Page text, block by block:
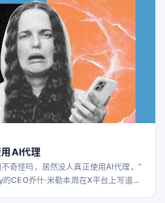
AI代理
奇怪吗，居然没人真正使用AI代理，”
CEO乔什·米勒本周在X平台上写道。